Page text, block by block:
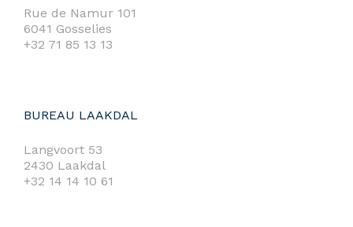
Rue de Namur 101
6041 Gosselies
+32 71 85 13 13
BUREAU LAAKDAL
Langvoort 53
2430 Laakdal
+32 14 14 10 61